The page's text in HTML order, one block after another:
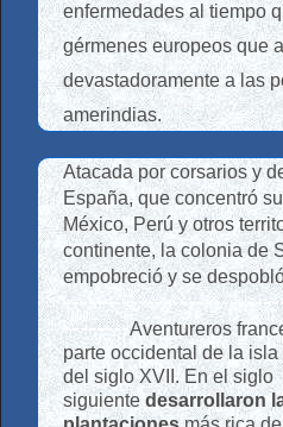
enfermedades al tiempo
gérmenes europeos que
devastadoramente a las
amerindias.
Atacada por corsarios y
España, que concentró
México, Perú y otros
continente, la colonia de
empobreció y se
--------Aventureros
parte occidental de la
del siglo XVII. En el siglo
siguiente desarrollaron